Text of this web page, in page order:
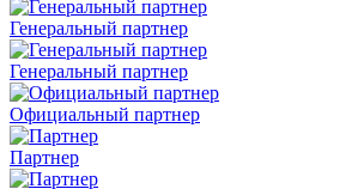
Генеральный партнер
Генеральный партнер
Официальный партнер
Партнер